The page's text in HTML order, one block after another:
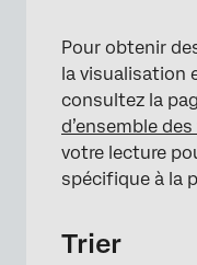
Pour obtenir
la visualisation
consultez la
d’ensemble
votre lecture
spécifique à la
Trier